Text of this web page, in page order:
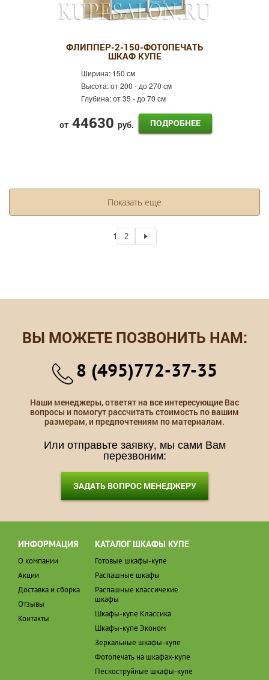
ФЛИППЕР-2-150-ФОТОПЕЧАТЬ
ШКАФ КУПЕ
Ширина: 150 см
Высота:от 200 - до 270 см
Глубина:от 35 - до 70 см
от 44630 руб. ПОДРОБНЕЕ
Показать еще
1 2
ВЫ МОЖЕТЕ ПОЗВОНИТЬ НАМ:
8 (495)772-37-35
Наши менеджеры, ответят на все интересующие Вас
вопросы и помогут рассчитать стоимость по вашим
размерам, и предпочтениям по материалам.
Или отправьте заявку, мы сами Вам
перезвоним:
ЗАДАТЬ ВОПРОС МЕНЕДЖЕРУ
ИНФОРМАЦИЯ
О компании
Акции
Доставка и сборка
Отзывы
Контакты
КАТАЛОГ ШКАФЫ КУПЕ
Готовые шкафы-купе
Распашные шкафы
Распашные классичекие
шкафы
Шкафы-купе Классика
Шкафы-купе Эконом
Зеркальные шкафы-купе
Фотопечать на шкафах-купе
Пескоструйные шкафы-купе